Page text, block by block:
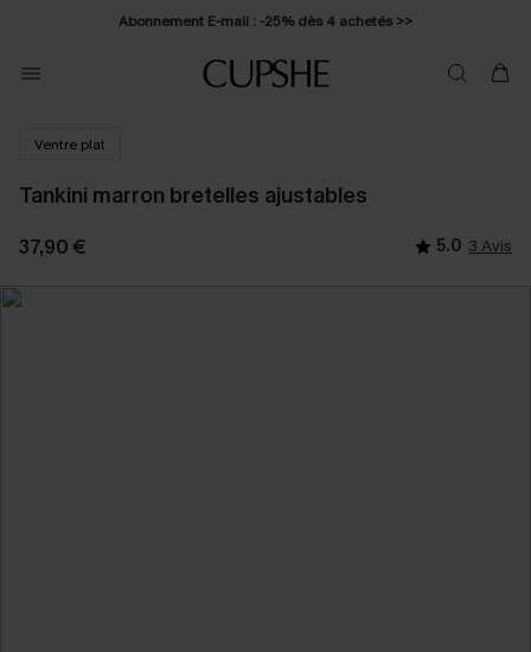
Abonnement E-mail : -25% dès 4 achetés >>
Ventre plat
Tankini marron bretelles ajustables
37,90 € 5.0 3 Avis